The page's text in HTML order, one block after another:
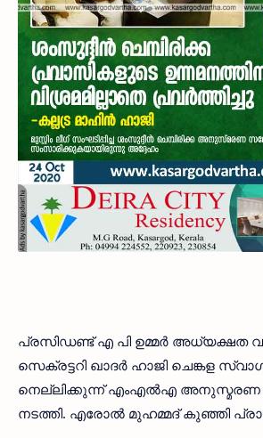
പ്രസിഡണ്ട് എ പി ഉമ്മര്‍ അധ്യക്ഷത
സെക്രട്ടറി ഖാദര്‍ ഹാജി ചെങ്കള
നെല്ലിക്കുന്ന് എംഎല്‍എ അനുസ്മരണ
നടത്തി. എരോല്‍ മുഹമ്മദ് കുഞ്ഞി